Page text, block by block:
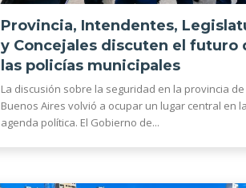
Provincia, Intendentes,
y Concejales discuten el futuro
las policías municipales
La discusión sobre la seguridad en la provincia de
Buenos Aires volvió a ocupar un lugar central en la
agenda política. El Gobierno de...